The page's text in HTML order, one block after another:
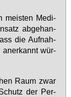
meis­ten Me­di­
ab­ge­han­
die Auf­nah­
an­er­kannt wür­
Raum zwar
der Per­